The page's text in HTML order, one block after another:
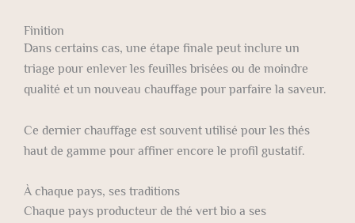
Finition
Dans certains cas, une étape finale peut inclure un
triage pour enlever les feuilles brisées ou de moindre
qualité et un nouveau chauffage pour parfaire la saveur.
Ce dernier chauffage est souvent utilisé pour les thés
haut de gamme pour affiner encore le profil gustatif.
À chaque pays, ses traditions
Chaque pays producteur de thé vert bio a ses